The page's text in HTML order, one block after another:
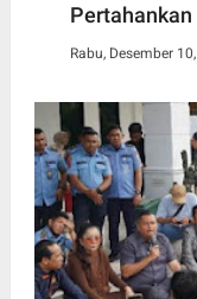
Rabu, Desember